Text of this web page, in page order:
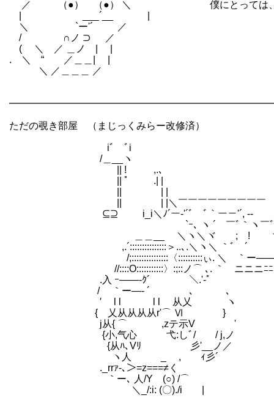
／ （●） （●） ＼ 僕にとっては、それ
| ___´__ |
＼ `ー'´ ／
/ ∩ノ ⊃ ／
( ＼ ／ ＿ノ | |
. ＼ “ ／＿＿| |
＼ ／＿＿＿ ／
ただの覗き部屋 （まじっくみらー改修済）
iﾞ￣ﾞi
/＿__ヽ
|| ! ,.､
|| ﾟ .| |￣￣￣￣￣￣￣￣￣
|| | |＼￣￣￣￣￣￣￣￣￣
⊆⊇ i_i＼ﾉ´ー-'´ﾞ￣ﾞ｀ー－'´, --
`ｰ､ ヽ ´ ￣ﾞ｀ヽ￣ﾞ
＿＿__ ＼ヽ＼ヾ ; !
,.´:::::::::::::::＞..､.＼ヽ＼ ｀ﾞ ´
/;:::::::::::::::〈::::::::::ぃ. ＼ゝ｀ー
//::::O:::::::::::〉:;::ノ⌒ ､. ｀ゝニニニﾆﾆ
.入 ｰ――‐ｸ´ ＼.'-ﾟ
/ ｀ー―‐ ´ ､ ､
′ l l l l 从乂 ヽ
{ 乂从从从从r'⌒ Ⅵ }
j从{ ⌒ ,zテ示V '
{小,气心 弋:しﾞ/ / j,ノ
{从ﾊ､Vﾘ 彡'__ノ／
ヽ人 _ , ｨ彡´
._rrｧ‐､＞=z===≠く
｀ー､ 人/Y (○) /⌒
＼_/:i: (〇)./i |